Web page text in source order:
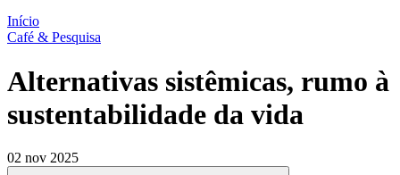
Início
Café & Pesquisa
Alternativas sistêmicas, rumo à
sustentabilidade da vida
02 nov 2025